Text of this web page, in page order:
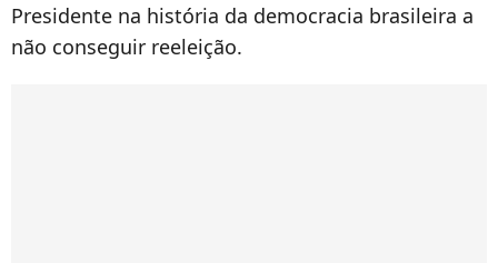
Presidente na história da democracia brasileira a
não conseguir reeleição.